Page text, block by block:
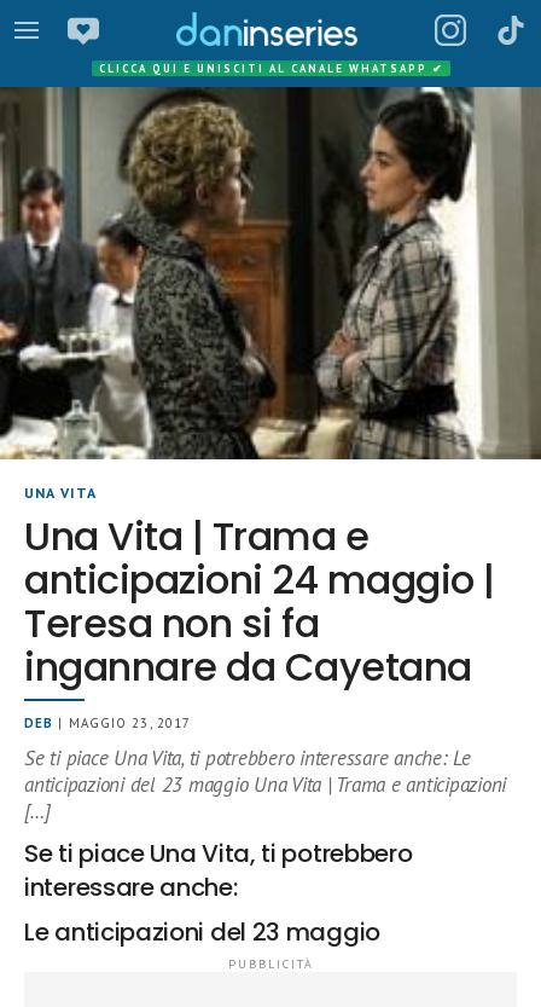
CLICCA QUI E UNISCITI AL CANALE WHATSAPP ✔
UNA VITA
Una Vita | Trama e
anticipazioni 24 maggio |
Teresa non si fa
ingannare da Cayetana
DEB | MAGGIO 23, 2017
Se ti piace Una Vita, ti potrebbero interessare anche: Le
anticipazioni del 23 maggio Una Vita | Trama e anticipazioni
[…]
Se ti piace Una Vita, ti potrebbero
interessare anche:
Le anticipazioni del 23 maggio